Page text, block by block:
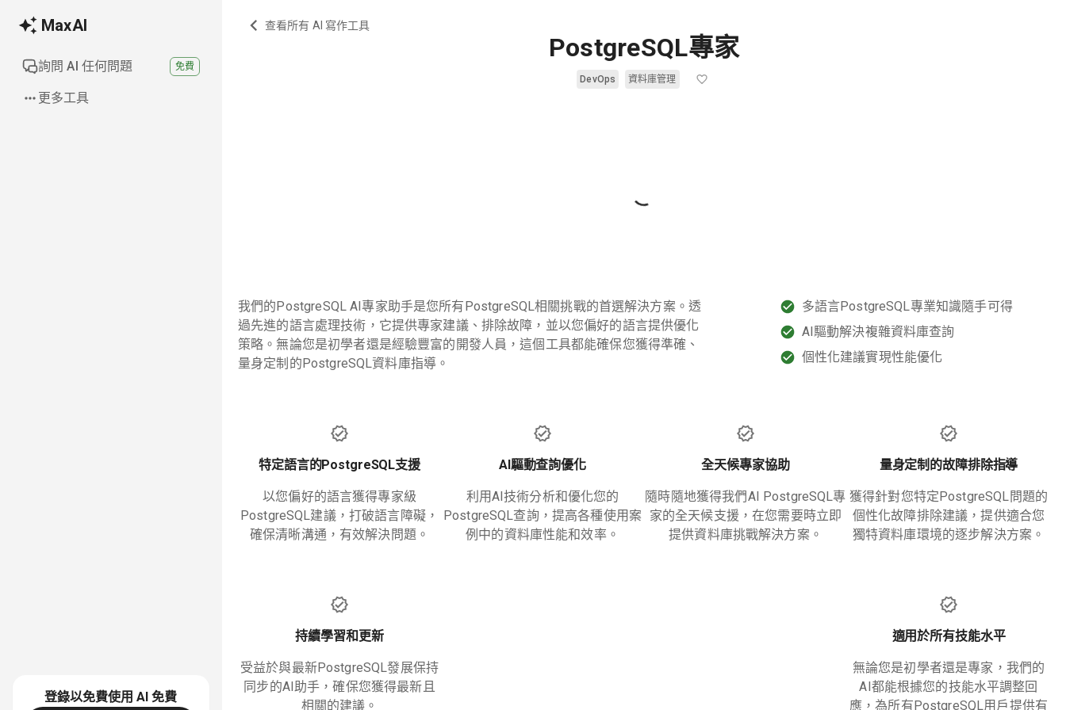
MaxAI
詢問 AI 任何問題 免費
更多工具
登錄以免費使用 AI免費
查看所有 AI 寫作工具
PostgreSQL專家
DevOps 資料庫管理
我們的PostgreSQL AI專家助手是您所有PostgreSQL相關挑戰的首選解決方案。透
過先進的語言處理技術，它提供專家建議、排除故障，並以您偏好的語言提供優化
策略。無論您是初學者還是經驗豐富的開發人員，這個工具都能確保您獲得準確、
量身定制的PostgreSQL資料庫指導。
多語言PostgreSQL專業知識隨手可得
AI驅動解決複雜資料庫查詢
個性化建議實現性能優化
特定語言的PostgreSQL支援
以您偏好的語言獲得專家級
PostgreSQL建議，打破語言障礙，
確保清晰溝通，有效解決問題。
AI驅動查詢優化
利用AI技術分析和優化您的
PostgreSQL查詢，提高各種使用案
例中的資料庫性能和效率。
全天候專家協助
隨時隨地獲得我們AI PostgreSQL專
家的全天候支援，在您需要時立即
提供資料庫挑戰解決方案。
量身定制的故障排除指導
獲得針對您特定PostgreSQL問題的
個性化故障排除建議，提供適合您
獨特資料庫環境的逐步解決方案。
持續學習和更新
受益於與最新PostgreSQL發展保持
同步的AI助手，確保您獲得最新且
相關的建議。
適用於所有技能水平
無論您是初學者還是專家，我們的
AI都能根據您的技能水平調整回
應，為所有PostgreSQL用戶提供有